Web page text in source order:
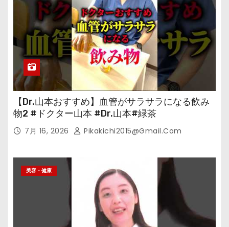
【Dr.山本おすすめ】血管がサラサラになる飲み
物2 #ドクター山本 #Dr.山本#緑茶
7月 16, 2026 Pikakichi2015@gmail.com
美容・健康